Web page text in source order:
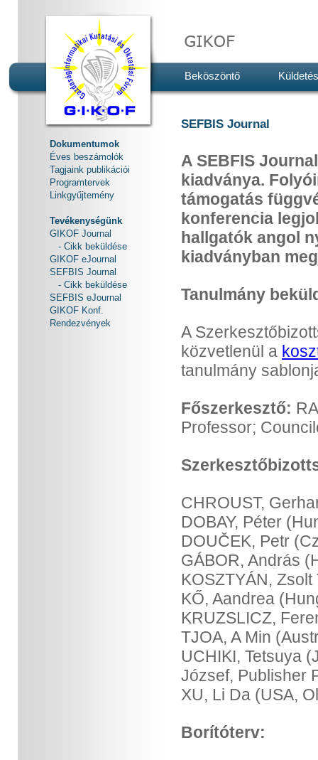
Beköszöntő
Dokumentumok
Éves beszámolók
Tagjaink publikációi
Programtervek
Linkgyűjtemény
Tevékenységünk
GIKOF Journal
- Cikk beküldése
GIKOF eJournal
SEFBIS Journal
- Cikk beküldése
SEFBIS eJournal
GIKOF Konf.
Rendezvények
SEFBIS Journal
A SEBFIS
kiadványa.
támogatás
konferencia
hallgatók angol
kiadványban
Tanulmány
A
közvetlenül a
tanulmány
Főszerkesztő:
Professor;
CHROUST,
DOBAY, Péter
DOUČEK, Petr
GÁBOR, András
KOSZTYÁN,
KŐ, Aandrea
KRUZSLICZ,
TJOA, A Min
UCHIKI, Tetsuya
József, Publisher
XU, Li Da (USA,
Borítóterv: